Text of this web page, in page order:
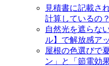
見積書に記載さ
計算しているの？
自然光を遮らな
ル】で解放感ア
屋根の色選びで
ン」と「節電効